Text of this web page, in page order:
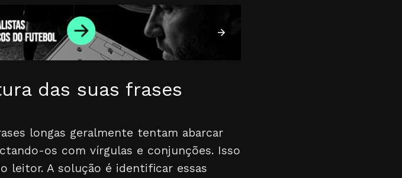
das suas frases
longas geralmente tentam abarcar
os com vírgulas e conjunções. Isso
leitor. A solução é identificar essas